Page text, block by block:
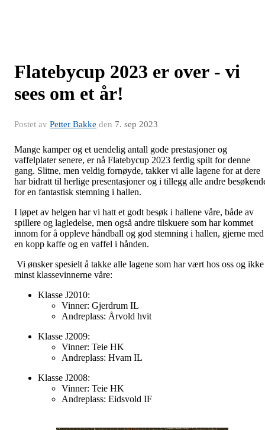
Flatebycup 2023 er over - vi
sees om et år!
Postet av Petter Bakke den 7. sep 2023
Mange kamper og et uendelig antall gode prestasjoner og
vaffelplater senere, er nå Flatebycup 2023 ferdig spilt for denne
gang. Slitne, men veldig fornøyde, takker vi alle lagene for at dere
har bidratt til herlige presentasjoner og i tillegg alle andre
for en fantastisk stemning i hallen.
I løpet av helgen har vi hatt et godt besøk i hallene våre, både av
spillere og lagledelse, men også andre tilskuere som har kommet
innom for å oppleve håndball og god stemning i hallen, gjerne med
en kopp kaffe og en vaffel i hånden.
Vi ønsker spesielt å takke alle lagene som har vært hos oss og ikke
minst klassevinnerne våre:
Klasse J2010:
Vinner: Gjerdrum IL
Andreplass: Årvold hvit
Klasse J2009:
Vinner: Teie HK
Andreplass: Hvam IL
Klasse J2008:
Vinner: Teie HK
Andreplass: Eidsvold IF